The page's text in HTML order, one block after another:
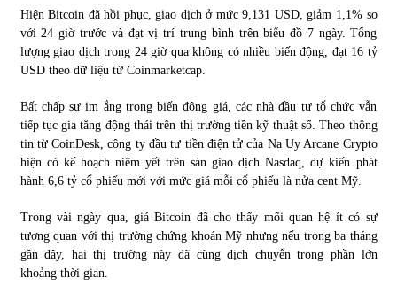
Hiện Bitcoin đã hồi phục, giao dịch ở mức 9,131 USD, giảm 1,1% so
với 24 giờ trước và đạt vị trí trung bình trên biểu đồ 7 ngày. Tổng
lượng giao dịch trong 24 giờ qua không có nhiều biến động, đạt 16 tỷ
USD theo dữ liệu từ Coinmarketcap.
Bất chấp sự im ắng trong biến động giá, các nhà đầu tư tổ chức vẫn
tiếp tục gia tăng động thái trên thị trường tiền kỹ thuật số. Theo thông
tin từ CoinDesk, công ty đầu tư tiền điện tử của Na Uy Arcane Crypto
hiện có kế hoạch niêm yết trên sàn giao dịch Nasdaq, dự kiến phát
hành 6,6 tỷ cổ phiếu mới với mức giá mỗi cổ phiếu là nửa cent Mỹ.
Trong vài ngày qua, giá Bitcoin đã cho thấy mối quan hệ ít có sự
tương quan với thị trường chứng khoán Mỹ nhưng nếu trong ba tháng
gần đây, hai thị trường này đã cùng dịch chuyển trong phần lớn
khoảng thời gian.